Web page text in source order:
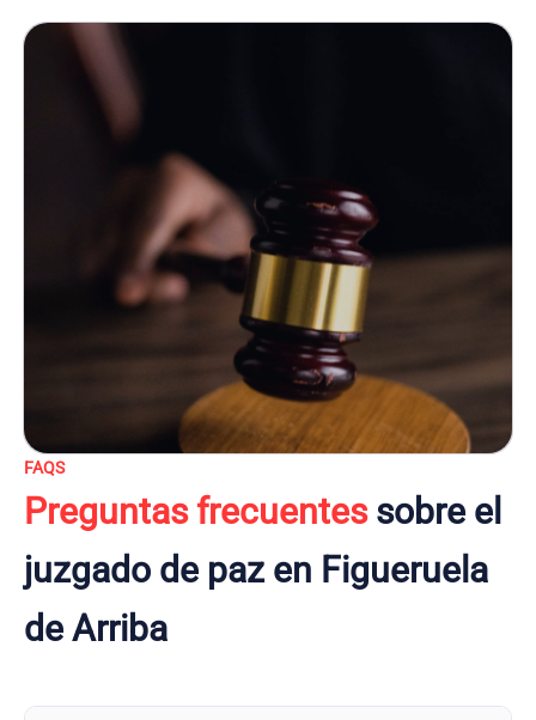
FAQS
Preguntas frecuentessobre el
juzgado de paz en Figueruela
de Arriba